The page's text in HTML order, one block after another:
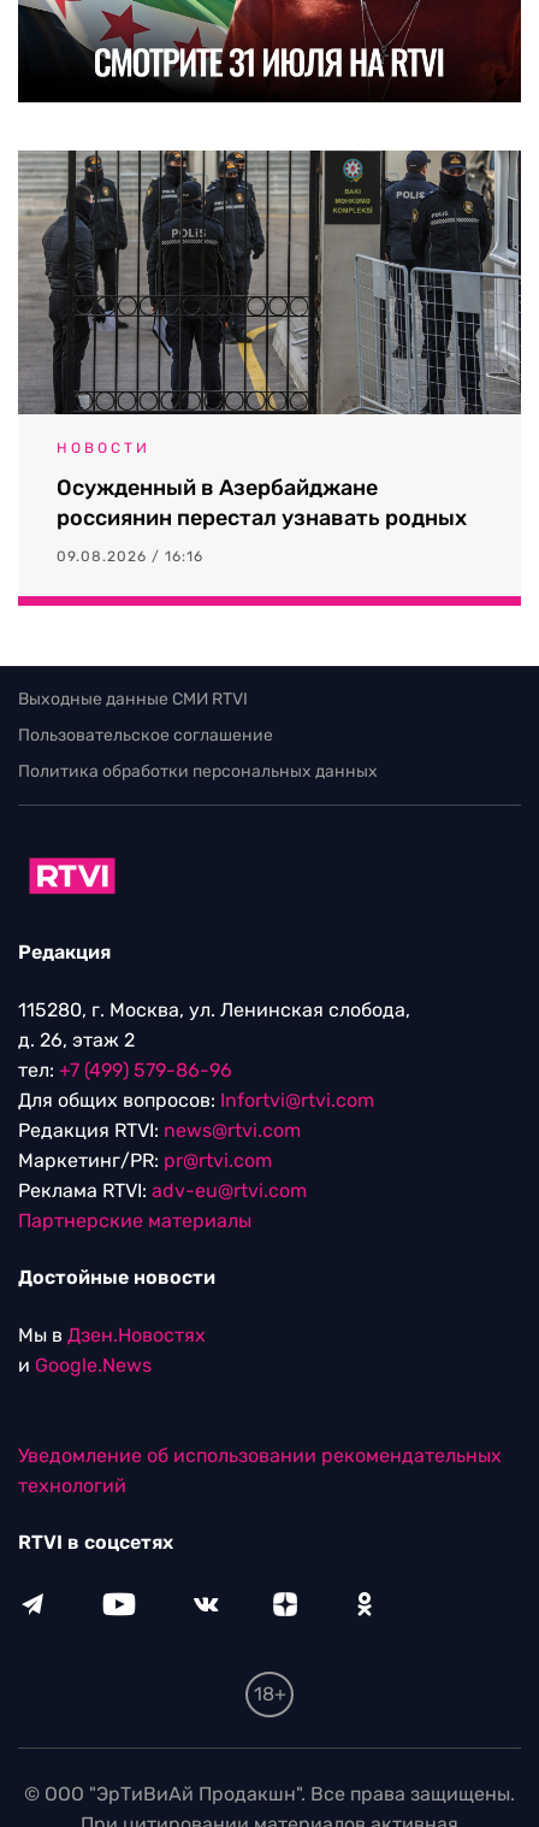
НОВОСТИ
Осужденный в Азербайджане
россиянин перестал узнавать родных
09.08.2026 / 16:16
Выходные данные СМИ RTVI
Пользовательское соглашение
Политика обработки персональных данных
Редакция
115280, г. Москва, ул. Ленинская слобода,
д. 26, этаж 2
тел: +7 (499) 579-86-96
Для общих вопросов: Infortvi@rtvi.com
Редакция RTVI: news@rtvi.com
Маркетинг/PR: pr@rtvi.com
Реклама RTVI: adv-eu@rtvi.com
Партнерские материалы
Достойные новости
Мы в Дзен.Новостях
и Google.News
Уведомление об использовании рекомендательных
технологий
RTVI в соцсетях
18+
© ООО "ЭрТиВиАй Продакшн". Все права защищены.